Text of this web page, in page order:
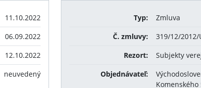
Typ:
Zmluva
Č. zmluvy:
319/12/2012/
Rezort:
Subjekty
Objednávateľ:
Komenského
11.10.2022
06.09.2022
12.10.2022
neuvedený